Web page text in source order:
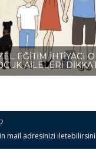
EĞİTİM İHTİYACI
AİLELERİ
mail adresinizi